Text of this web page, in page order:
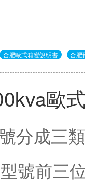
合肥歐式箱變說明書 合肥
歐
分成三
號前三